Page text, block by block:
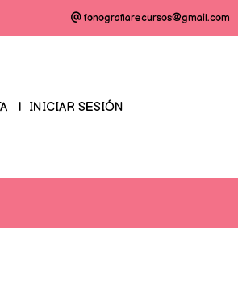
fonografiarecursos@gmail.com
INICIAR SESIÓN